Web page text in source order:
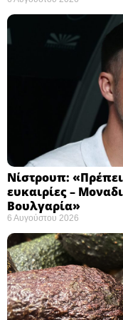
Νίστρουπ:
ευκαιρίες –
Βουλγαρία» ​
6 Αυγούστου 2026